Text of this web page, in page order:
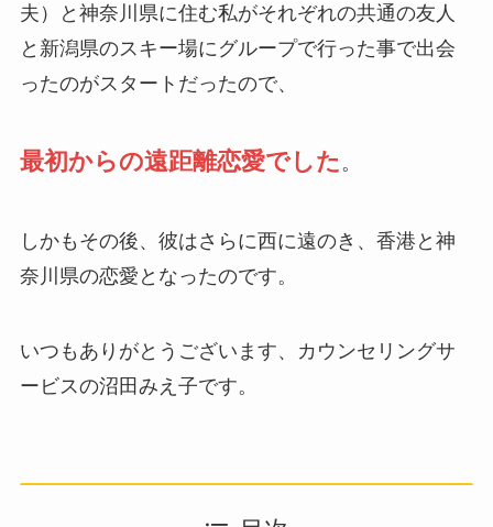
夫）と神奈川県に住む私がそれぞれの共通の友人
と新潟県のスキー場にグループで行った事で出会
ったのがスタートだったので、
最初からの遠距離恋愛でした 。
しかもその後、彼はさらに西に遠のき、香港と神
奈川県の恋愛となったのです。
いつもありがとうございます、カウンセリングサ
ービスの沼田みえ子です。